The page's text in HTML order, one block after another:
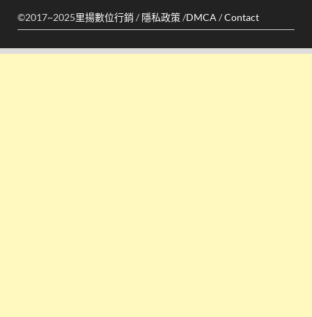
©2017~2025里揚數位行銷 / 隱私政策/DMCA /Contact